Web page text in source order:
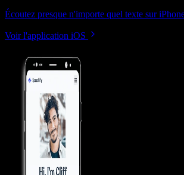
Écoutez presque n'importe quel texte sur
Voir l'application iOS